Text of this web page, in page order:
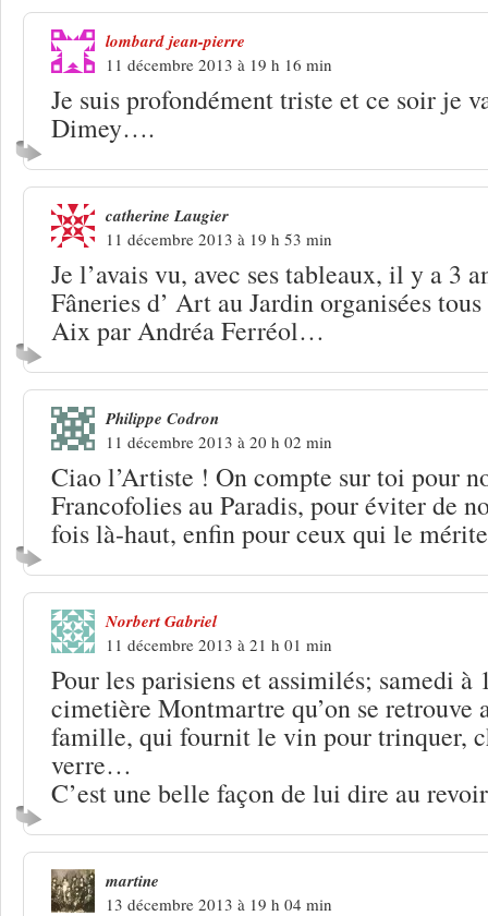
lombard jean-pierre
11 décembre 2013 à 19 h 16 min
Je suis profondément triste et ce soir je
Dimey….
catherine Laugier
11 décembre 2013 à 19 h 53 min
Je l’avais vu, avec ses tableaux, il y a 3
Fâneries d’ Art au Jardin organisées
Aix par Andréa Ferréol…
Philippe Codron
11 décembre 2013 à 20 h 02 min
Ciao l’Artiste ! On compte sur toi pour
Francofolies au Paradis, pour éviter de
fois là-haut, enfin pour ceux qui le
Norbert Gabriel
11 décembre 2013 à 21 h 01 min
Pour les parisiens et assimilés; samedi à
cimetière Montmartre qu’on se retrouve
famille, qui fournit le vin pour trinquer,
verre…
C’est une belle façon de lui dire au
martine
13 décembre 2013 à 19 h 04 min